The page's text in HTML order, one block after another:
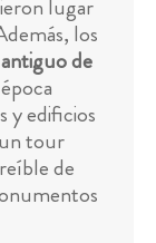
lugar
los
de
y edificios
tour
de